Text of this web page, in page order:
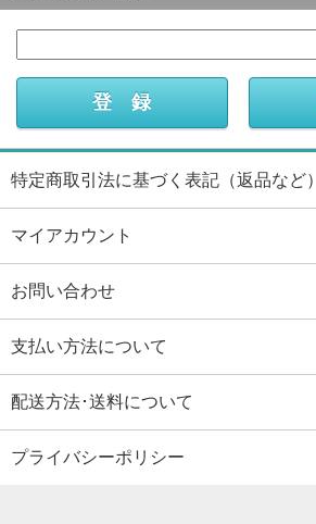
特定商取引法に基づく表記（返品など）
マイアカウント
お問い合わせ
支払い方法について
配送方法･送料について
プライバシーポリシー